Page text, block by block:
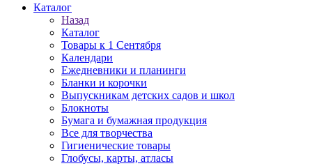
Каталог
Назад
Каталог
Товары к 1 Сентября
Календари
Ежедневники и планинги
Бланки и корочки
Выпускникам детских садов и школ
Блокноты
Бумага и бумажная продукция
Все для творчества
Гигиенические товары
Глобусы, карты, атласы